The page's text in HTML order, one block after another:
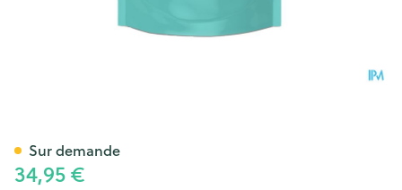
34,95 €
Sur demande